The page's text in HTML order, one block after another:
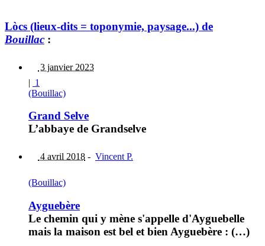
Lòcs (lieux-dits = toponymie, paysage...) de
Bouillac :
3 janvier 2023
| 1
(Bouillac)
Grand Selve
L’abbaye de Grandselve
4 avril 2018 - Vincent P.
(Bouillac)
Ayguebère
Le chemin qui y mène s'appelle d'Ayguebelle
mais la maison est bel et bien Ayguebère : (…)